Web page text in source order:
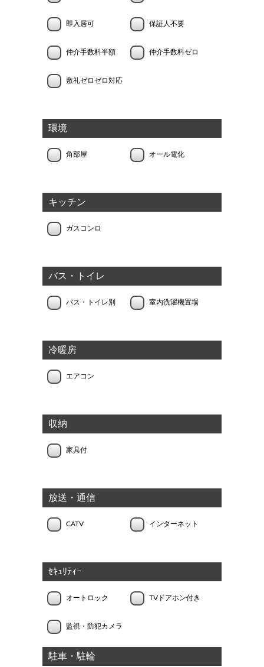
即入居可 保証人不要
仲介手数料半額 仲介手数料ゼロ
敷礼ゼロゼロ対応
環境
角部屋 オール電化
キッチン
ガスコンロ
バス・トイレ
バス・トイレ別 室内洗濯機置場
冷暖房
エアコン
収納
家具付
放送・通信
CATV インターネット
ｾｷｭﾘﾃｨｰ
オートロック TVドアホン付き
監視・防犯カメラ
駐車・駐輪